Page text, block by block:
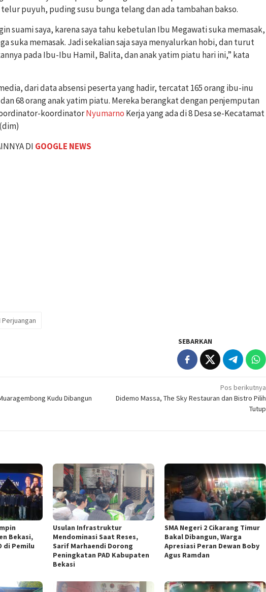
puyuh, puding susu bunga telang dan ada tambahan bakso.
suami saya, karena saya tahu kebetulan Ibu Megawati suka memasak,
suka memasak. Jadi sekalian saja saya menyalurkan hobi, dan turut
pada Ibu-Ibu Hamil, Balita, dan anak yatim piatu hari ini,” kata
dari data absensi peserta yang hadir, tercatat 165 orang ibu-inu
68 orang anak yatim piatu. Mereka berangkat dengan penjemputan
koordinatorNyumarno Kerja yang ada di 8 Desa se-Kecatamat
DI GOOGLE NEWS
Perjuangan
SEBARKAN
Kudu Dibangun
Pos berikutnya
Didemo Massa, The Sky Restauran dan Bistro Pilih
Tutup
Bekasi,
di Pemilu
Usulan Infrastruktur
Mendominasi Saat Reses,
Sarif Marhaendi Dorong
Peningkatan PAD Kabupaten
Bekasi
SMA Negeri 2 Cikarang Timur
Bakal Dibangun, Warga
Apresiasi Peran Dewan Boby
Agus Ramdan